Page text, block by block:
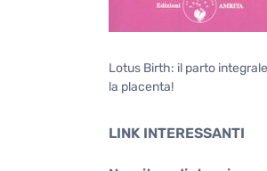
Lotus Birth: il parto
la placenta!
LINK INTERESSANTI